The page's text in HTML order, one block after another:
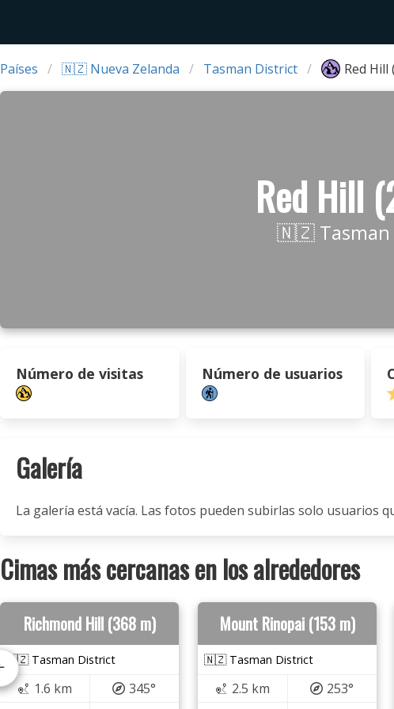
Países 🇳🇿 Nueva Zelanda Tasman District Red Hill
Red Hill
🇳🇿 Tasman
Número de visitas Número de usuarios
Galería
La galería está vacía. Las fotos pueden subirlas solo usuarios
Cimas más cercanas en los alrededores
Richmond Hill (368 m)
🇳🇿 Tasman District
1.6 km
345°
Mount Rinopai (153 m)
🇳🇿 Tasman District
2.5 km
253°